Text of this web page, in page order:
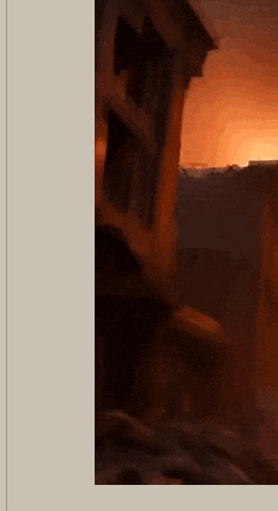
группе, которые с
но пока о странных
форума
Мы очень признательны
кто его только начинает.
и падения, но вы здесь, и
в честь праздника :3